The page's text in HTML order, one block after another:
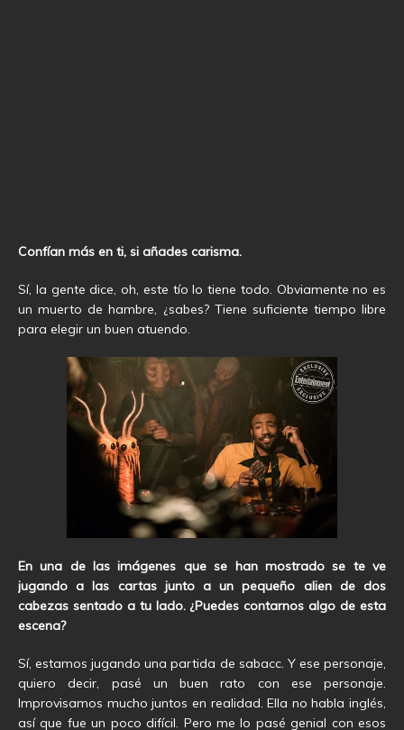
Confían más en ti, si añades carisma.
Sí, la gente dice, oh, este tío lo tiene todo. Obviamente no es
un muerto de hambre, ¿sabes? Tiene suficiente tiempo libre
para elegir un buen atuendo.
En una de las imágenes que se han mostrado se te ve
jugando a las cartas junto a un pequeño alien de dos
cabezas sentado a tu lado. ¿Puedes contarnos algo de esta
escena?
Sí, estamos jugando una partida de sabacc. Y ese personaje,
quiero decir, pasé un buen rato con ese personaje.
Improvisamos mucho juntos en realidad. Ella no habla inglés,
así que fue un poco difícil. Pero me lo pasé genial con esos